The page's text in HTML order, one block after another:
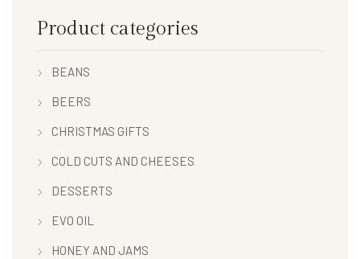
Product categories
BEANS
BEERS
CHRISTMAS GIFTS
COLD CUTS AND CHEESES
DESSERTS
EVO OIL
HONEY AND JAMS